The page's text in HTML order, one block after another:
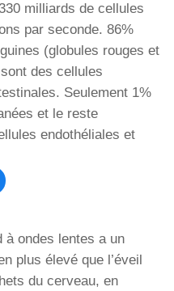
milliards de cellules
par seconde. 86%
(globules rouges et
des cellules
Seulement 1%
et le reste
endothéliales et
à ondes lentes a un
plus élevé que l’éveil
du cerveau, en